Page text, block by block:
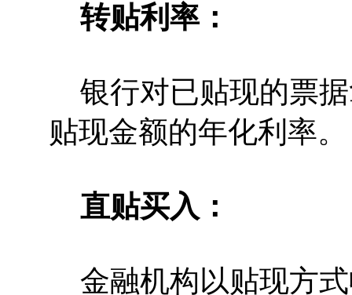
转贴利率：
银行对已贴现的票
贴现金额的年化利率。
直贴买入：
金融机构以贴现方